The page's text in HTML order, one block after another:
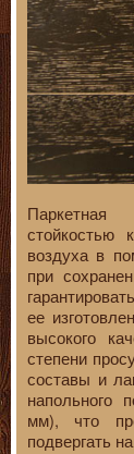
Паркетная
стойкостью
воздуха в
при
ее
высокого
степени
составы и
напольного
мм), что
подвергать